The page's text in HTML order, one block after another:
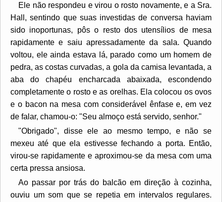
Ele não respondeu e virou o rosto novamente, e a Sra.
Hall, sentindo que suas investidas de conversa haviam
sido inoportunas, pôs o resto dos utensílios de mesa
rapidamente e saiu apressadamente da sala. Quando
voltou, ele ainda estava lá, parado como um homem de
pedra, as costas curvadas, a gola da camisa levantada, a
aba do chapéu encharcada abaixada, escondendo
completamente o rosto e as orelhas. Ela colocou os ovos
e o bacon na mesa com considerável ênfase e, em vez
de falar, chamou-o: "Seu almoço está servido, senhor."
"Obrigado", disse ele ao mesmo tempo, e não se
mexeu até que ela estivesse fechando a porta. Então,
virou-se rapidamente e aproximou-se da mesa com uma
certa pressa ansiosa.
Ao passar por trás do balcão em direção à cozinha,
ouviu um som que se repetia em intervalos regulares.